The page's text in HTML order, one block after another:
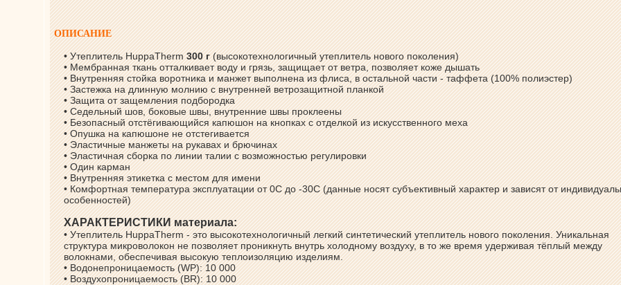
ОПИСАНИЕ
• Утеплитель HuppaTherm300 г(высокотехнологичный утеплитель нового поколения)
• Мембранная ткань отталкивает воду и грязь, защищает от ветра, позволяет коже дышать
• Внутренняя стойка воротника и манжет выполнена из флиса, в остальной части - таффета (100% полиэстер)
• Застежка на длинную молнию с внутренней ветрозащитной планкой
• Защита от защемления подбородка
• Седельный шов, боковые швы, внутренние швы проклеены
• Безопасный отстёгивающийся капюшон на кнопках с отделкой из искусственного меха
• Опушка на капюшоне не отстегивается
• Эластичные манжеты на рукавах и брючинах
• Эластичная сборка по линии талии с возможностью регулировки
• Один карман
• Внутренняя этикетка с местом для имени
• Комфортная температура эксплуатации от 0С до -30С (данные носят субъективный характер и зависят от
особенностей)
ХАРАКТЕРИСТИКИ материала:
• Утеплитель HuppaTherm - это высокотехнологичный легкий синтетический утеплитель нового поколения. Уникальная
структура микроволокон не позволяет проникнуть внутрь холодному воздуху, в то же время удерживая тёплый между
волокнами, обеспечивая высокую теплоизоляцию изделиям.
• Водонепроницаемость (WP): 10 000
• Воздухопроницаемость (BR): 10 000